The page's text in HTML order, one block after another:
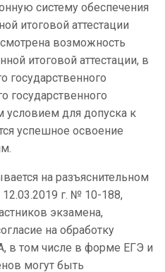
систему обеспечения
итоговой аттестации
возможность
итоговой аттестации, в
государственного
государственного
для допуска к
успешное освоение
на разъяснительном
г. № 10-188,
экзамена,
на обработку
в том числе в форме ЕГЭ и
могут быть